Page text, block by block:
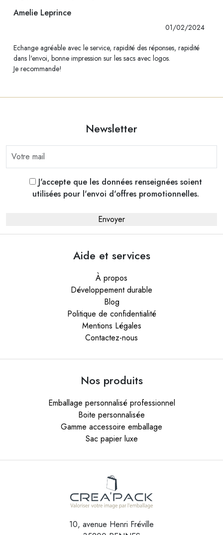
Amelie Leprince
01/02/2024
Echange agréable avec le service, rapidité des réponses, rapidité
dans l'envoi, bonne impression sur les sacs avec logos.
Je recommande!
10, avenue Henri Fréville
Aide et services
À propos
Développement durable
Blog
Politique de confidentialité
Mentions Légales
Contactez-nous
Nos produits
Emballage personnalisé professionnel
Boite personnalisée
Gamme accessoire emballage
Sac papier luxe
Newsletter
J'accepte que les données renseignées soient
utilisées pour l'envoi d'offres promotionnelles.